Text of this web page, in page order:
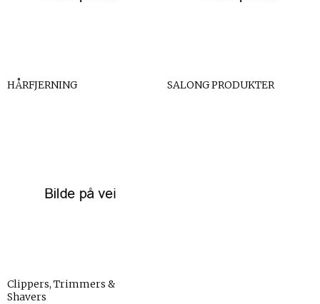
HÅRFJERNING SALONG PRODUKTER
Clippers, Trimmers &
Shavers